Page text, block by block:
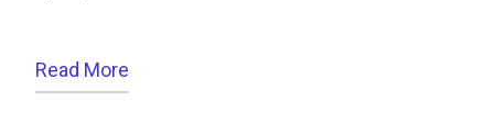
Read More